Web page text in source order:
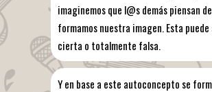
imaginemos que l@s demás piensan
formamos nuestra imagen. Esta puede
cierta o totalmente falsa.
Y en base a este autoconcepto se